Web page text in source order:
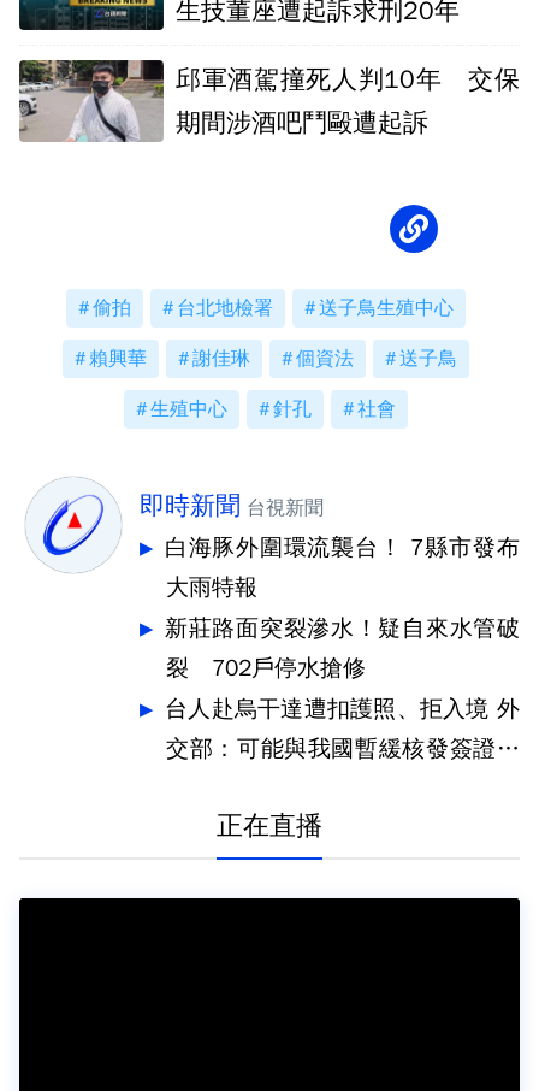
生技董座遭起訴求刑20年
邱軍酒駕撞死人判10年 交保
期間涉酒吧鬥毆遭起訴
偷拍 台北地檢署 送子鳥生殖中心
賴興華 謝佳琳 個資法 送子鳥
生殖中心 針孔 社會
即時新聞 台視新聞
白海豚外圍環流襲台！ 7縣市發布
大雨特報
新莊路面突裂滲水！疑自來水管破
裂 702戶停水搶修
台人赴烏干達遭扣護照、拒入境 外
交部：可能與我國暫緩核發簽證有
正在直播